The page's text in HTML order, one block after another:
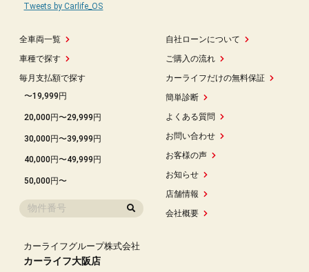
全車両一覧
車種で探す
毎月支払額で探す
〜19,999円
20,000円〜29,999円
30,000円〜39,999円
40,000円〜49,999円
50,000円〜
自社ローンについて
ご購入の流れ
カーライフだけの無料保証
簡単診断
よくある質問
お問い合わせ
お客様の声
お知らせ
店舗情報
会社概要
Tweets by Carlife_OS
カーライフグループ株式会社
カーライフ大阪店